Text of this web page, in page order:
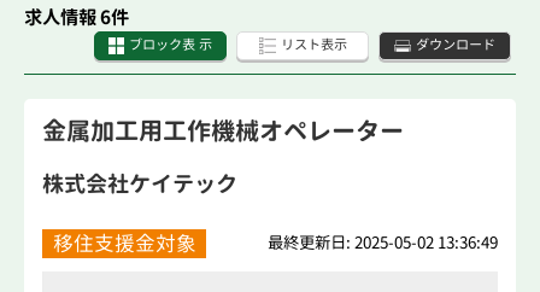
求人情報 6件
ブロック表 示 リスト表示 ダウンロード
金属加工用工作機械オペレーター
株式会社ケイテック
移住支援金対象 最終更新日: 2025-05-02 13:36:49